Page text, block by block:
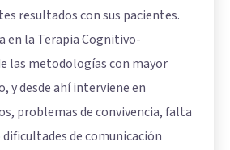
resultados con sus pacientes.
en la Terapia Cognitivo-
las metodologías con mayor
y desde ahí interviene en
problemas de convivencia, falta
dificultades de comunicación